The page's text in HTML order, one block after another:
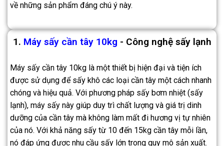
về những sản phẩm đáng chú ý này.
1. Máy sấy cần tây 10kg - Công nghệ sấy lạnh
Máy sấy cần tây 10kg là một thiết bị hiện đại và tiện ích
được sử dụng để sấy khô các loại cần tây một cách nhanh
chóng và hiệu quả. Với phương pháp sấy bơm nhiệt (sấy
lạnh), máy sấy này giúp duy trì chất lượng và giá trị dinh
dưỡng của cần tây mà không làm mất đi hương vị tự nhiên
của nó. Với khả năng sấy từ 10 đến 15kg cần tây mỗi lần,
nó đáp ứng được nhu cầu sấy lớn trong quy mô sản xuất.